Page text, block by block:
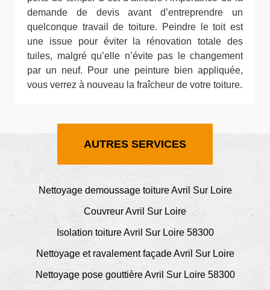
demande de devis avant d’entreprendre un
quelconque travail de toiture. Peindre le toit est
une issue pour éviter la rénovation totale des
tuiles, malgré qu’elle n’évite pas le changement
par un neuf. Pour une peinture bien appliquée,
vous verrez à nouveau la fraîcheur de votre toiture.
AUTRES SERVICES
Nettoyage demoussage toiture Avril Sur Loire
Couvreur Avril Sur Loire
Isolation toiture Avril Sur Loire 58300
Nettoyage et ravalement façade Avril Sur Loire
Nettoyage pose gouttière Avril Sur Loire 58300